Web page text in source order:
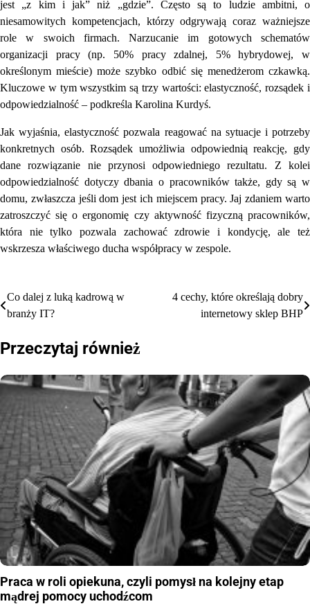
jest „z kim i jak” niż „gdzie”. Często są to ludzie ambitni, o
niesamowitych kompetencjach, którzy odgrywają coraz ważniejsze
role w swoich firmach. Narzucanie im gotowych schematów
organizacji pracy (np. 50% pracy zdalnej, 5% hybrydowej, w
określonym mieście) może szybko odbić się menedżerom czkawką.
Kluczowe w tym wszystkim są trzy wartości: elastyczność, rozsądek i
odpowiedzialność – podkreśla Karolina Kurdyś.
Jak wyjaśnia, elastyczność pozwala reagować na sytuacje i potrzeby
konkretnych osób. Rozsądek umożliwia odpowiednią reakcję, gdy
dane rozwiązanie nie przynosi odpowiedniego rezultatu. Z kolei
odpowiedzialność dotyczy dbania o pracowników także, gdy są w
domu, zwłaszcza jeśli dom jest ich miejscem pracy. Jaj zdaniem warto
zatroszczyć się o ergonomię czy aktywność fizyczną pracowników,
która nie tylko pozwala zachować zdrowie i kondycję, ale też
wskrzesza właściwego ducha współpracy w zespole.
Nawigacja
wpisu
Co dalej z luką kadrową w
branży IT?
4 cechy, które określają dobry
internetowy sklep BHP
Przeczytaj również
Praca w roli opiekuna, czyli pomysł na kolejny etap
mądrej pomocy uchodźcom